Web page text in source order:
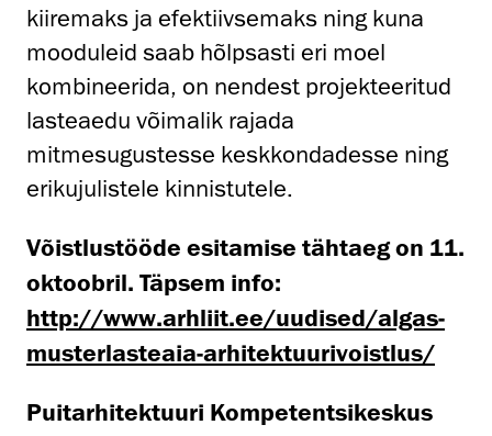
kiiremaks ja efektiivsemaks ning kuna
mooduleid saab hõlpsasti eri moel
kombineerida, on nendest projekteeritud
lasteaedu võimalik rajada
mitmesugustesse keskkondadesse ning
erikujulistele kinnistutele.
Võistlustööde esitamise tähtaeg on 11.
oktoobril. Täpsem info:
http://www.arhliit.ee/uudised/algas-
musterlasteaia-arhitektuurivoistlus/
Puitarhitektuuri Kompetentsikeskus